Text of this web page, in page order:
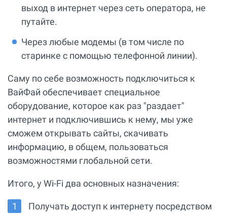
выход в интернет через сеть оператора, не
путайте.
Через любые модемы (в том числе по
старинке с помощью телефонной линии).
Саму по себе возможность подключиться к
ВайФай обеспечивает специальное
оборудование, которое как раз "раздает"
интернет и подключившись к нему, мы уже
сможем открывать сайты, скачивать
информацию, в общем, пользоваться
возможностями глобальной сети.
Итого, у Wi-Fi два основных назначения:
Получать доступ к интернету посредством